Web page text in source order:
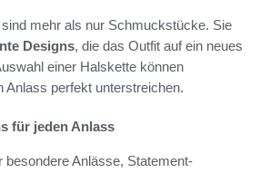
mehr als nur Schmuckstücke. Sie
Designs, die das Outfit auf ein neues
einer Halskette können
Anlass perfekt unterstreichen.
für jeden Anlass
besondere Anlässe, Statement-